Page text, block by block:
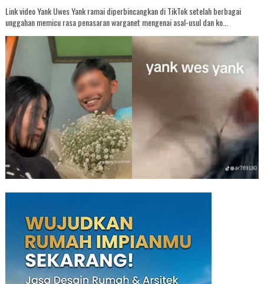
Link video Yank Uwes Yank ramai diperbincangkan di TikTok setelah berbagai
unggahan memicu rasa penasaran warganet mengenai asal-usul dan ko...